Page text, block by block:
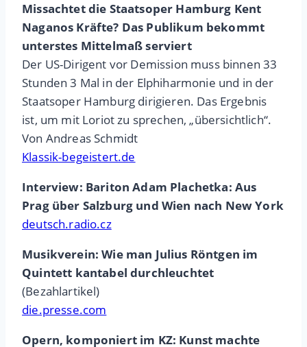
Missachtet die Staatsoper Hamburg Kent
Naganos Kräfte? Das Publikum bekommt
unterstes Mittelmaß serviert
Der US-Dirigent vor Demission muss binnen 33
Stunden 3 Mal in der Elphiharmonie und in der
Staatsoper Hamburg dirigieren. Das Ergebnis
ist, um mit Loriot zu sprechen, „übersichtlich“.
Von Andreas Schmidt
Klassik-begeistert.de
Interview: Bariton Adam Plachetka: Aus
Prag über Salzburg und Wien nach New York
deutsch.radio.cz
Musikverein: Wie man Julius Röntgen im
Quintett kantabel durchleuchtet
(Bezahlartikel)
die.presse.com
Opern, komponiert im KZ: Kunst machte